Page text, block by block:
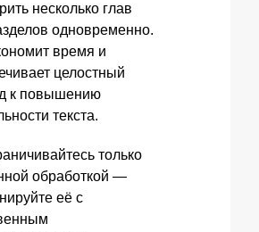
несколько глав
одновременно.
время и
целостный
к повышению
текста.
только
обработкой —
её с